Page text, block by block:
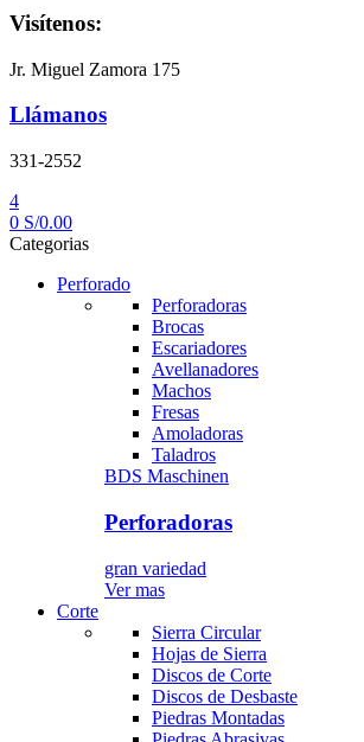
Visítenos:
Jr. Miguel Zamora 175
Llámanos
331-2552
4
0 S/0.00
Categorias
Perforado
Perforadoras
Brocas
Escariadores
Avellanadores
Machos
Fresas
Amoladoras
Taladros
BDS Maschinen
Perforadoras
gran variedad
Ver mas
Corte
Sierra Circular
Hojas de Sierra
Discos de Corte
Discos de Desbaste
Piedras Montadas